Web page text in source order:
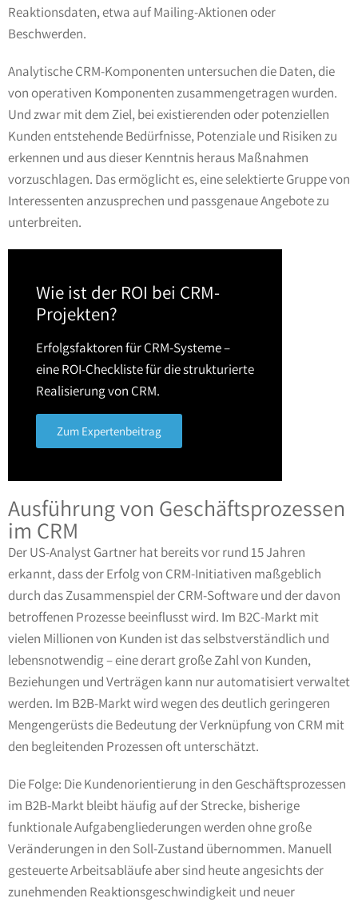
Reaktionsdaten, etwa auf Mailing-Aktionen oder
Beschwerden.
Analytische CRM-Komponenten untersuchen die Daten, die
von operativen Komponenten zusammengetragen wurden.
Und zwar mit dem Ziel, bei existierenden oder potenziellen
Kunden entstehende Bedürfnisse, Potenziale und Risiken zu
erkennen und aus dieser Kenntnis heraus Maßnahmen
vorzuschlagen. Das ermöglicht es, eine selektierte Gruppe von
Interessenten anzusprechen und passgenaue Angebote zu
unterbreiten.
Wie ist der ROI bei CRM-
Projekten?
Erfolgsfaktoren für CRM-Systeme –
eine ROI-Checkliste für die strukturierte
Realisierung von CRM.
Zum Expertenbeitrag
Ausführung von Geschäftsprozessen
im CRM
Der US-Analyst Gartner hat bereits vor rund 15 Jahren
erkannt, dass der Erfolg von CRM-Initiativen maßgeblich
durch das Zusammenspiel der CRM-Software und der davon
betroffenen Prozesse beeinflusst wird. Im B2C-Markt mit
vielen Millionen von Kunden ist das selbstverständlich und
lebensnotwendig – eine derart große Zahl von Kunden,
Beziehungen und Verträgen kann nur automatisiert verwaltet
werden. Im B2B-Markt wird wegen des deutlich geringeren
Mengengerüsts die Bedeutung der Verknüpfung von CRM mit
den begleitenden Prozessen oft unterschätzt.
Die Folge: Die Kundenorientierung in den Geschäftsprozessen
im B2B-Markt bleibt häufig auf der Strecke, bisherige
funktionale Aufgabengliederungen werden ohne große
Veränderungen in den Soll-Zustand übernommen. Manuell
gesteuerte Arbeitsabläufe aber sind heute angesichts der
zunehmenden Reaktionsgeschwindigkeit und neuer